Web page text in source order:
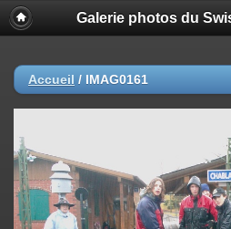
Galerie photos du
Accueil / IMAG0161